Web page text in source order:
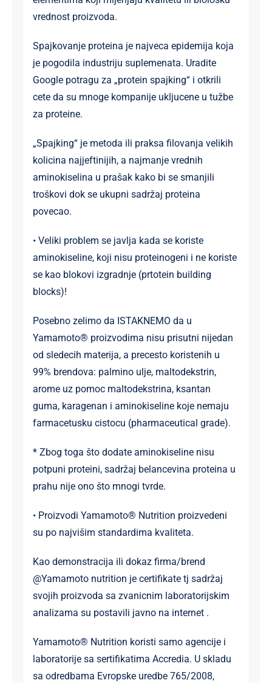
vrednost proizvoda.
Spajkovanje proteina je najveca epidemija koja
je pogodila industriju suplemenata. Uradite
Google potragu za „protein spajking“ i otkrili
cete da su mnoge kompanije ukljucene u tužbe
za proteine.
„Spajking“ je metoda ili praksa filovanja velikih
kolicina najjeftinijih, a najmanje vrednih
aminokiselina u prašak kako bi se smanjili
troškovi dok se ukupni sadržaj proteina
povecao.
• Veliki problem se javlja kada se koriste
aminokiseline, koji nisu proteinogeni i ne koriste
se kao blokovi izgradnje (prtotein building
blocks)!
Posebno zelimo da ISTAKNEMO da u
Yamamoto® proizvodima nisu prisutni nijedan
od sledecih materija, a precesto koristenih u
99% brendova: palmino ulje, maltodekstrin,
arome uz pomoc maltodekstrina, ksantan
guma, karagenan i aminokiseline koje nemaju
farmacetusku cistocu (pharmaceutical grade).
* Zbog toga što dodate aminokiseline nisu
potpuni proteini, sadržaj belancevina proteina u
prahu nije ono što mnogi tvrde.
• Proizvodi Yamamoto® Nutrition proizvedeni
su po najvišim standardima kvaliteta.
Kao demonstracija ili dokaz firma/brend
@Yamamoto nutrition je certifikate tj sadržaj
svojih proizvoda sa zvanicnim laboratorijskim
analizama su postavili javno na internet .
Yamamoto® Nutrition koristi samo agencije i
laboratorije sa sertifikatima Accredia. U skladu
sa odredbama Evropske uredbe 765/2008,